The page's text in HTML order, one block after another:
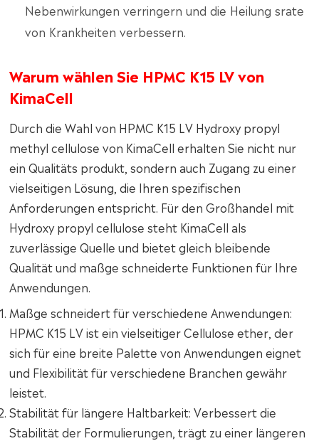
Nebenwirkungen verringern und die Heilung srate
von Krankheiten verbessern.
Warum wählen Sie HPMC K15 LV von
KimaCell
Durch die Wahl von HPMC K15 LV Hydroxy propyl
methyl cellulose von KimaCell erhalten Sie nicht nur
ein Qualitäts produkt, sondern auch Zugang zu einer
vielseitigen Lösung, die Ihren spezifischen
Anforderungen entspricht. Für den Großhandel mit
Hydroxy propyl cellulose steht KimaCell als
zuverlässige Quelle und bietet gleich bleibende
Qualität und maßge schneiderte Funktionen für Ihre
Anwendungen.
Maßge schneidert für verschiedene Anwendungen:
HPMC K15 LV ist ein vielseitiger Cellulose ether, der
sich für eine breite Palette von Anwendungen eignet
und Flexibilität für verschiedene Branchen gewähr
leistet.
Stabilität für längere Haltbarkeit: Verbessert die
Stabilität der Formulierungen, trägt zu einer längeren